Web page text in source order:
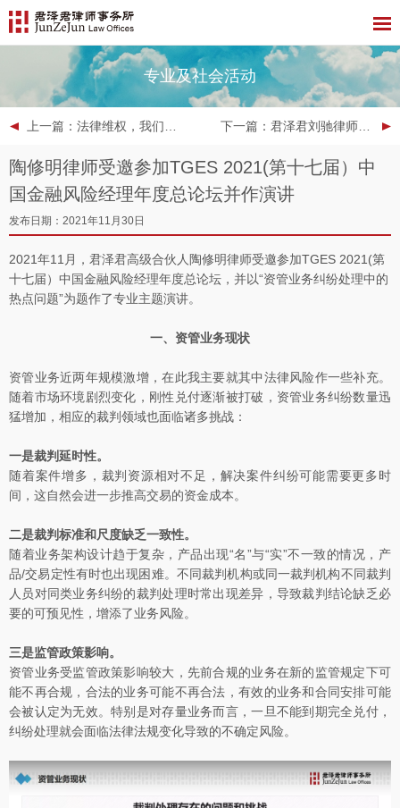
专业及社会活动
上一篇 ：法律维权，我们在您身边 ——北京市君泽君（石家庄）律师事务所“宪法日”普法宣传活动 下一篇 ：君泽君刘驰律师在“奥运会法律事务回顾与展望”学术研讨会发言:《冬奥会中国体育话语权提升策略研究》
陶修明律师受邀参加TGES 2021(第十七届）中
国金融风险经理年度总论坛并作演讲
发布日期：2021年11月30日
2021年11月，君泽君高级合伙人陶修明律师受邀参加TGES 2021(第
十七届）中国金融风险经理年度总论坛，并以“资管业务纠纷处理中的
热点问题”为题作了专业主题演讲。
一、资管业务现状
资管业务近两年规模激增，在此我主要就其中法律风险作一些补充。
随着市场环境剧烈变化，刚性兑付逐渐被打破，资管业务纠纷数量迅
猛增加，相应的裁判领域也面临诸多挑战：
一是裁判延时性。
随着案件增多，裁判资源相对不足，解决案件纠纷可能需要更多时
间，这自然会进一步推高交易的资金成本。
二是裁判标准和尺度缺乏一致性。
随着业务架构设计趋于复杂，产品出现“名”与“实”不一致的情况，产
品/交易定性有时也出现困难。不同裁判机构或同一裁判机构不同裁判
人员对同类业务纠纷的裁判处理时常出现差异，导致裁判结论缺乏必
要的可预见性，增添了业务风险。
三是监管政策影响。
资管业务受监管政策影响较大，先前合规的业务在新的监管规定下可
能不再合规，合法的业务可能不再合法，有效的业务和合同安排可能
会被认定为无效。特别是对存量业务而言，一旦不能到期完全兑付，
纠纷处理就会面临法律法规变化导致的不确定风险。